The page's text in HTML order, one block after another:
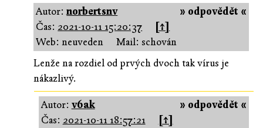
» odpovědět «
Autor:norbertsnv
Čas: 2021-10-11 15:20:37
[↑]
Web: neuveden
Mail: schován
Lenže na rozdiel od prvých dvoch tak vírus je
nákazlivý.
» odpovědět «
Autor: v6ak
Čas: 2021-10-11 18:57:21
[↑]